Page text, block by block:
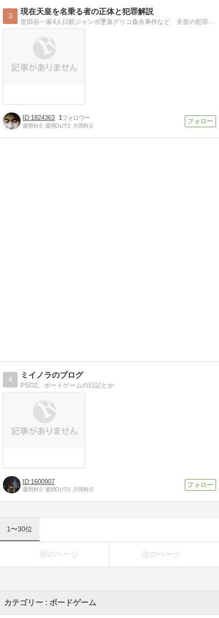
3
現在天皇を名乗る者の正体と犯罪解説
世田谷一家4人日航ジャンボ墜落グリコ森永事件など 天皇の犯罪は多数お手伝い創価学会
1824363 1
週間IN:0 週間OUT:2 月間IN:0
4
ミイノラのブログ
PSO2、ボードゲームの日記とか
1600907
週間IN:0 週間OUT:0 月間IN:0
1〜30位
前のページ 次のページ
カテゴリー : ボードゲーム